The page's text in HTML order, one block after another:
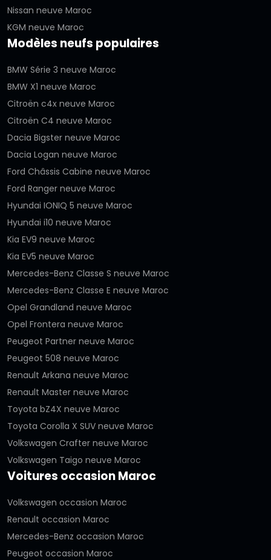
Nissan neuve Maroc
KGM neuve Maroc
Modèles neufs populaires
BMW Série 3 neuve Maroc
BMW X1 neuve Maroc
Citroën c4x neuve Maroc
Citroën C4 neuve Maroc
Dacia Bigster neuve Maroc
Dacia Logan neuve Maroc
Ford Châssis Cabine neuve Maroc
Ford Ranger neuve Maroc
Hyundai IONIQ 5 neuve Maroc
Hyundai i10 neuve Maroc
Kia EV9 neuve Maroc
Kia EV5 neuve Maroc
Mercedes-Benz Classe S neuve Maroc
Mercedes-Benz Classe E neuve Maroc
Opel Grandland neuve Maroc
Opel Frontera neuve Maroc
Peugeot Partner neuve Maroc
Peugeot 508 neuve Maroc
Renault Arkana neuve Maroc
Renault Master neuve Maroc
Toyota bZ4X neuve Maroc
Toyota Corolla X SUV neuve Maroc
Volkswagen Crafter neuve Maroc
Volkswagen Taigo neuve Maroc
Voitures occasion Maroc
Volkswagen occasion Maroc
Renault occasion Maroc
Mercedes-Benz occasion Maroc
Peugeot occasion Maroc